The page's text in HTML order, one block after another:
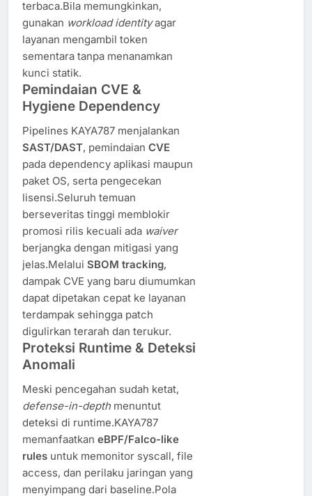
terbaca.Bila memungkinkan,
gunakan workload identityagar
layanan mengambil token
sementara tanpa menanamkan
kunci statik.
Pemindaian CVE &
Hygiene Dependency
Pipelines KAYA787 menjalankan
SAST/DAST, pemindaian CVE
pada dependency aplikasi maupun
paket OS, serta pengecekan
lisensi.Seluruh temuan
berseveritas tinggi memblokir
promosi rilis kecuali ada waiver
berjangka dengan mitigasi yang
jelas.Melalui SBOM tracking,
dampak CVE yang baru diumumkan
dapat dipetakan cepat ke layanan
terdampak sehingga patch
digulirkan terarah dan terukur.
Proteksi Runtime & Deteksi
Anomali
Meski pencegahan sudah ketat,
defense-in-depth menuntut
deteksi di runtime.KAYA787
memanfaatkan eBPF/Falco-like
rules untuk memonitor syscall, file
access, dan perilaku jaringan yang
menyimpang dari baseline.Pola